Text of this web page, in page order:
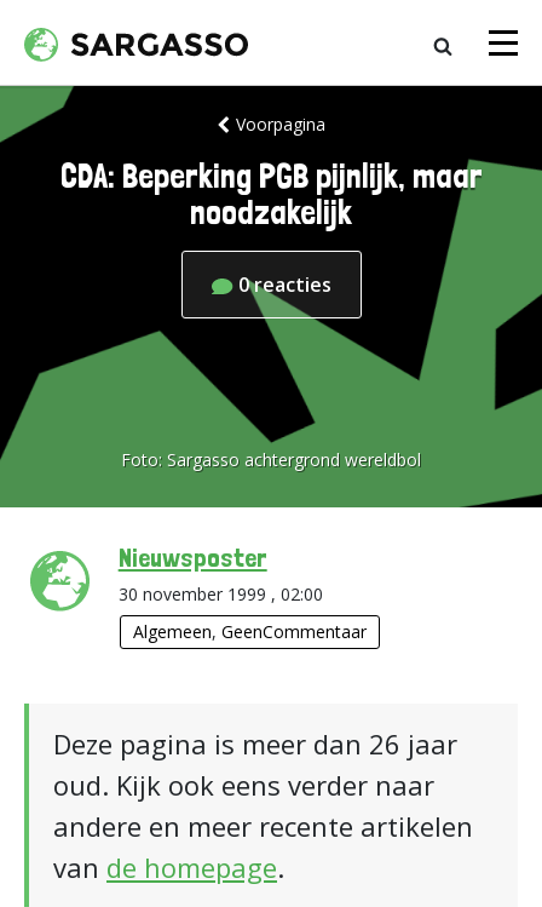
Voorpagina
CDA: Beperking PGB pijnlijk, maar
noodzakelijk
0reacties
Foto: Sargasso achtergrond wereldbol
Nieuwsposter
30 november 1999 , 02:00
Algemeen, GeenCommentaar
Deze pagina is meer dan 26 jaar
oud. Kijk ook eens verder naar
andere en meer recente artikelen
van de homepage.